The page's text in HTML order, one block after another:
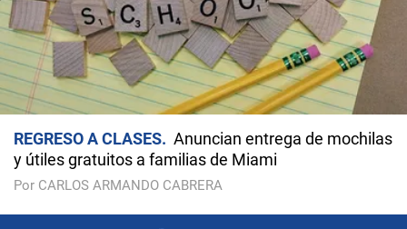
REGRESO A CLASES
Anuncian entrega de mochilas
y útiles gratuitos a familias de Miami
Por CARLOS ARMANDO CABRERA